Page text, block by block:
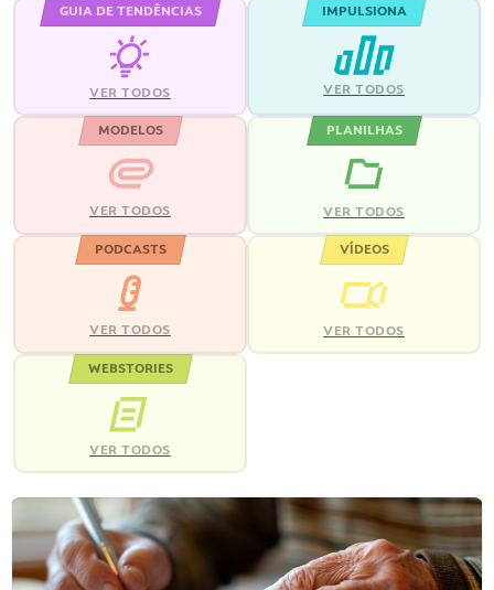
GUIA DE TENDÊNCIAS
VER TODOS
IMPULSIONA
VER TODOS
MODELOS
VER TODOS
PLANILHAS
VER TODOS
PODCASTS
VER TODOS
VÍDEOS
VER TODOS
WEBSTORIES
VER TODOS